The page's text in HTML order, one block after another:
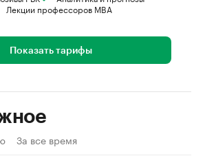
Лекции профессоров MBA
Показать тарифы
За все время